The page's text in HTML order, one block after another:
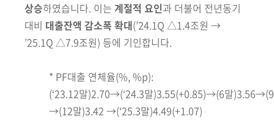
상승하였습니다. 이는 계절적 요인과 더불어 전년동기
대비 대출잔액 감소폭 확대(’24.1Q △1.4조원 →
’25.1Q △7.9조원) 등에 기인합니다.
* PF대출 연체율(%, %p):
(‘23.12말)2.70→(‘24.3말)3.55(+0.85)→(6말)3.56→(9
→(12말)3.42 →(‘25.3말)4.49(+1.07)